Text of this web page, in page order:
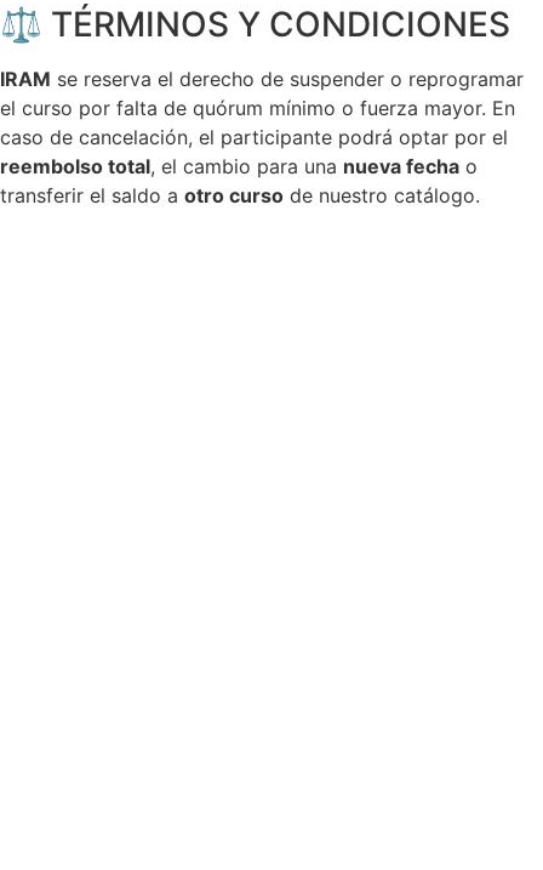
⚖️ TÉRMINOS Y CONDICIONES
IRAM se reserva el derecho de suspender o reprogramar
el curso por falta de quórum mínimo o fuerza mayor. En
caso de cancelación, el participante podrá optar por el
reembolso total, el cambio para una nueva fecha o
transferir el saldo a otro curso de nuestro catálogo.